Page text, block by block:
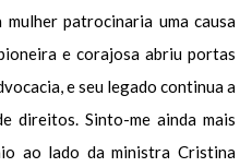
patrocinaria uma causa
e corajosa abriu portas
e seu legado continua a
direitos. Sinto-me ainda mais
ao lado da ministra Cristina